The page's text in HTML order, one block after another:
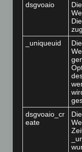
Studium
vonChMi
Weitere
dsgvoaio
_uniqueuid
dsgvoaio_cr
eate